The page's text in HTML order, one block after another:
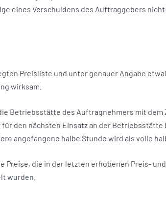
eines Verschuldens des Auftraggebers
Preisliste und unter genauer Angabe
wirksam.
Betriebsstätte des Auftragnehmers mit
den nächsten Einsatz an der
angefangene halbe Stunde wird als volle
die in der letzten erhobenen Preis-
wurden.